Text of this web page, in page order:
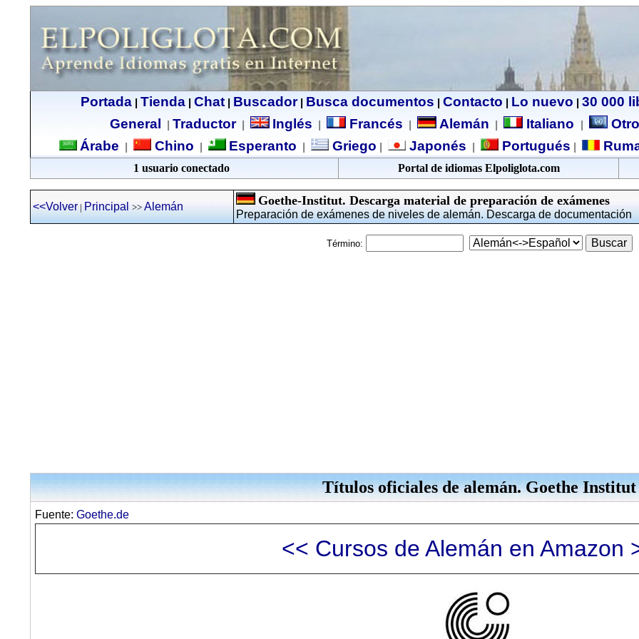
Portada| Tienda| Chat| Buscador| Busca documentos Contacto Lo nuevo
30 000
General
Traductor| Inglés Francés Alemán Italiano
Árabe
Chino Esperanto Griego Japonés Portugués
1 usuario conectado Portal de idiomas Elpoliglota.com
<<Volver| Principal >>Alemán Goethe-Institut. Descarga material de preparación de exámenes
Preparación de exámenes de niveles de alemán. Descarga de documentación
Término:
Títulos oficiales de alemán. Goethe Institut
Fuente: Goethe.de
<< Cursos de Alemán en Amazon